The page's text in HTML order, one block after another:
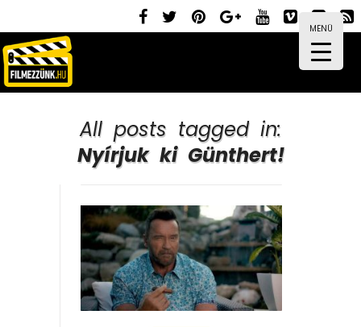
MENÜ
All posts tagged in:
Nyírjuk ki Günthert!